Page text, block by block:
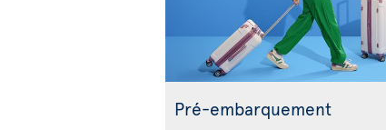
Pré-embarquement